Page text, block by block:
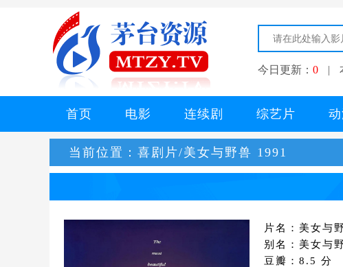
今日更新： 0 |
首页 电影 连续剧 综艺片 动
当前位置： 喜剧片/美女与野兽 1991
片名：美女与
别名：美女与
豆瓣：8.5 分